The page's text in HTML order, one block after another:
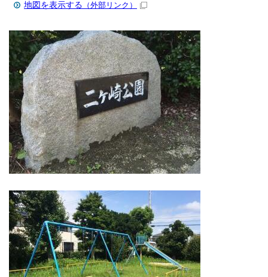
地図を表示する （外部リンク）